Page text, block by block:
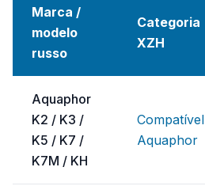
Marca /
modelo
russo
Categoria
XZH
Aquaphor
K2 / K3 /
K5 / K7 /
K7M / KH
Compatível
Aquaphor